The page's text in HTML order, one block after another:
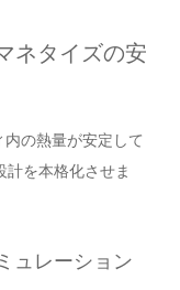
ネタイズの安
の熱量が安定して
計を本格化させま
ュレーション